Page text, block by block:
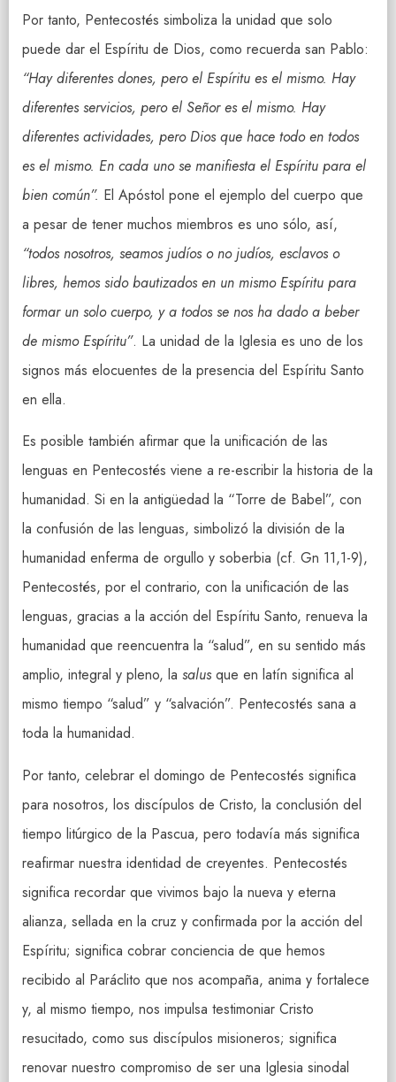
Por tanto, Pentecostés simboliza la unidad que solo
puede dar el Espíritu de Dios, como recuerda san Pablo:
“Hay diferentes dones, pero el Espíritu es el mismo. Hay
diferentes servicios, pero el Señor es el mismo. Hay
diferentes actividades, pero Dios que hace todo en todos
es el mismo. En cada uno se manifiesta el Espíritu para el
bien común”. El Apóstol pone el ejemplo del cuerpo que
a pesar de tener muchos miembros es uno sólo, así,
“todos nosotros, seamos judíos o no judíos, esclavos o
libres, hemos sido bautizados en un mismo Espíritu para
formar un solo cuerpo, y a todos se nos ha dado a beber
de mismo Espíritu”. La unidad de la Iglesia es uno de los
signos más elocuentes de la presencia del Espíritu Santo
en ella.
Es posible también afirmar que la unificación de las
lenguas en Pentecostés viene a re-escribir la historia de la
humanidad. Si en la antigüedad la “Torre de Babel”, con
la confusión de las lenguas, simbolizó la división de la
humanidad enferma de orgullo y soberbia (cf. Gn 11,1-9),
Pentecostés, por el contrario, con la unificación de las
lenguas, gracias a la acción del Espíritu Santo, renueva la
humanidad que reencuentra la “salud”, en su sentido más
amplio, integral y pleno, la salusque en latín significa al
mismo tiempo “salud” y “salvación”. Pentecostés sana a
toda la humanidad.
Por tanto, celebrar el domingo de Pentecostés significa
para nosotros, los discípulos de Cristo, la conclusión del
tiempo litúrgico de la Pascua, pero todavía más significa
reafirmar nuestra identidad de creyentes. Pentecostés
significa recordar que vivimos bajo la nueva y eterna
alianza, sellada en la cruz y confirmada por la acción del
Espíritu; significa cobrar conciencia de que hemos
recibido al Paráclito que nos acompaña, anima y fortalece
y, al mismo tiempo, nos impulsa testimoniar Cristo
resucitado, como sus discípulos misioneros; significa
renovar nuestro compromiso de ser una Iglesia sinodal